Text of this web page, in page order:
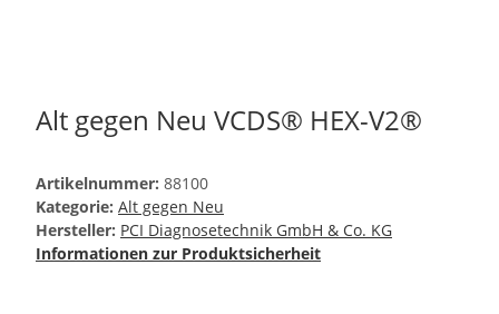
Alt gegen Neu VCDS® HEX-V2®
Artikelnummer: 88100
Kategorie: Alt gegen Neu
Hersteller: PCI Diagnosetechnik GmbH & Co. KG
Informationen zur Produktsicherheit